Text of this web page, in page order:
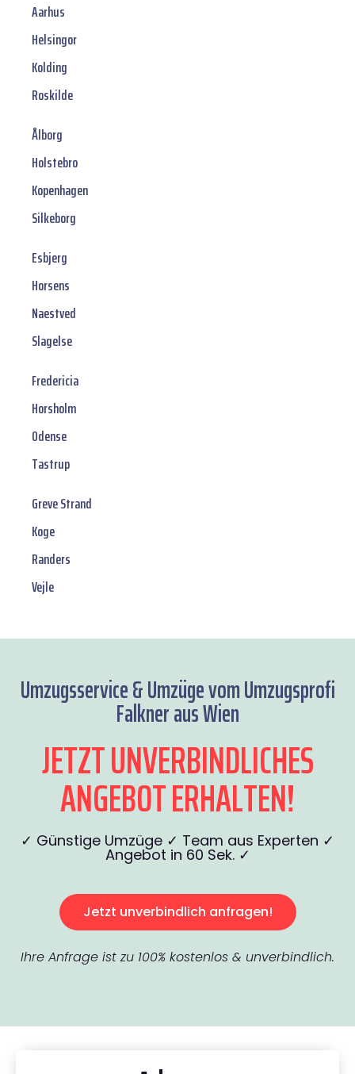
Aarhus
Helsingor
Kolding
Roskilde
Ålborg
Holstebro
Kopenhagen
Silkeborg
Esbjerg
Horsens
Naestved
Slagelse
Fredericia
Horsholm
Odense
Tastrup
Greve Strand
Koge
Randers
Vejle
Umzugsservice & Umzüge vom Umzugsprofi
Falkner aus Wien
JETZT UNVERBINDLICHES
ANGEBOT ERHALTEN!
✓ Günstige Umzüge ✓ Team aus Experten ✓
Angebot in 60 Sek. ✓
Jetzt unverbindlich anfragen!
Ihre Anfrage ist zu 100% kostenlos & unverbindlich.